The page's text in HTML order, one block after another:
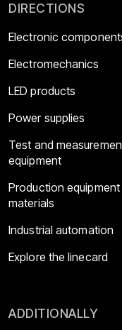
DIRECTIONS
Electronic
Electromechanics
LED products
Power supplies
Test and
equipment
Production equipment
materials
Industrial automation
Explore the linecard
ADDITIONALLY